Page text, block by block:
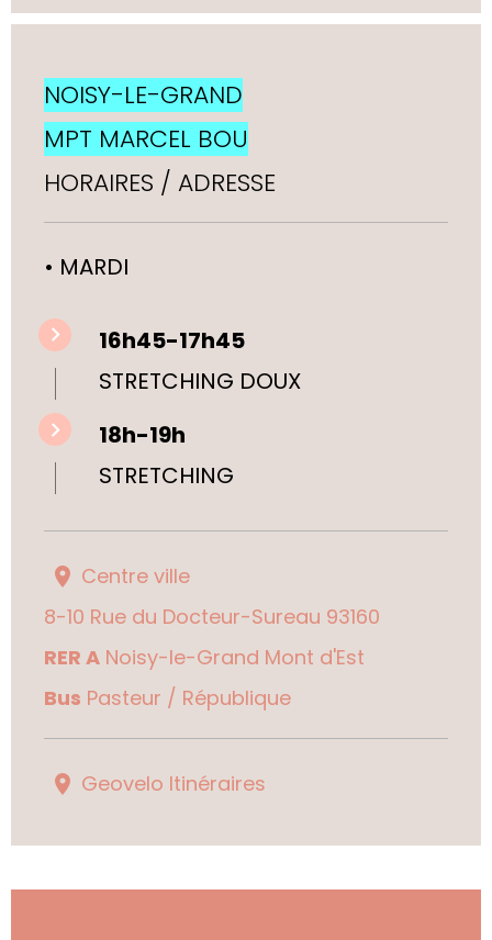
NOISY-LE-GRAND
MPT MARCEL BOU
HORAIRES / ADRESSE
• MARDI
16h45-17h45
STRETCHING DOUX
18h-19h
STRETCHING
Centre ville
8-10 Rue du Docteur-Sureau 93160
RER A Noisy-le-Grand Mont d'Est
Bus Pasteur / République
Geovelo Itinéraires